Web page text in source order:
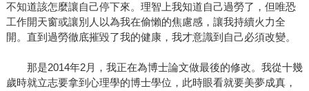
不知道該怎麼讓自己停下來。理智上我知道自己過勞了，但唯恐
工作開天窗或讓別人以為我在偷懶的焦慮感，讓我持續火力全
開。直到過勞徹底摧毀了我的健康，我才意識到自己必須改變。
那是2014年2月，我正在為博士論文做最後的修改。我從十幾
歲時就立志要拿到心理學的博士學位，此時眼看就要美夢成真，